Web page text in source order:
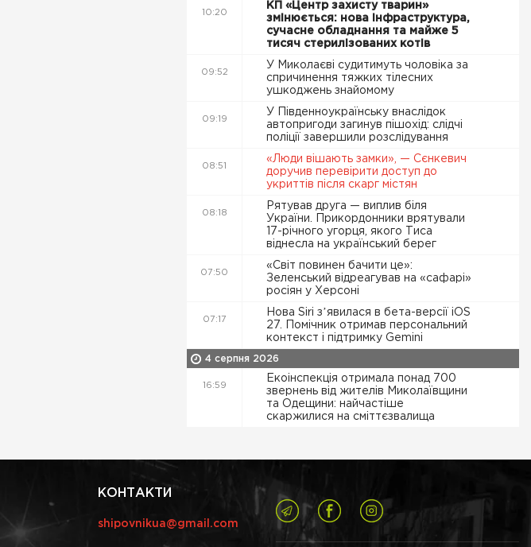
10:20
КП «Центр захисту тварин»
змінюється: нова інфраструктура,
сучасне обладнання та майже 5
тисяч стерилізованих котів
09:52
У Миколаєві судитимуть чоловіка за
спричинення тяжких тілесних
ушкоджень знайомому
09:19
У Південноукраїнську внаслідок
автопригоди загинув пішохід: слідчі
поліції завершили розслідування
08:51
«Люди вішають замки», — Сєнкевич
доручив перевірити доступ до
укриттів після скарг містян
08:18
Рятував друга — виплив біля
України. Прикордонники врятували
17-річного угорця, якого Тиса
віднесла на український берег
07:50
«Світ повинен бачити це»:
Зеленський відреагував на «сафарі»
росіян у Херсоні
07:17
Нова Siri зʼявилася в бета-версії iOS
27. Помічник отримав персональний
контекст і підтримку Gemini
4 серпня 2026
16:59
Екоінспекція отримала понад 700
звернень від жителів Миколаївщини
та Одещини: найчастіше
скаржилися на сміттєзвалища
КОНТАКТИ
shipovnikua@gmail.com